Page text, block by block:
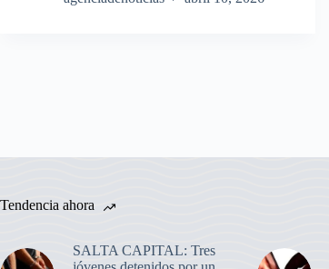
Tendencia ahora
SALTA CAPITAL: Tres